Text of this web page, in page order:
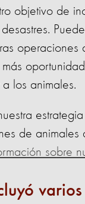
objetivo de
operaciones
más
los animales.
de animales
sobre